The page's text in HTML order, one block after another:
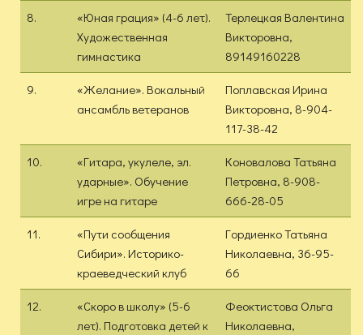
8.
«Юная грация» (4-6 лет).
Художественная
гимнастика
Терлецкая Валентина
Викторовна,
89149160228
9.
«Желание». Вокальный
ансамбль ветеранов
Поплавская Ирина
Викторовна, 8-904-
117-38-42
10.
«Гитара, укулеле, эл.
ударные». Обучение
игре на гитаре
Коновалова Татьяна
Петровна, 8-908-
666-28-05
11.
«Пути сообщения
Сибири». Историко-
краеведческий клуб
Гордиенко Татьяна
Николаевна, 36-95-
66
12.
«Скоро в школу» (5-6
лет). Подготовка детей к
Феоктистова Ольга
Николаевна,